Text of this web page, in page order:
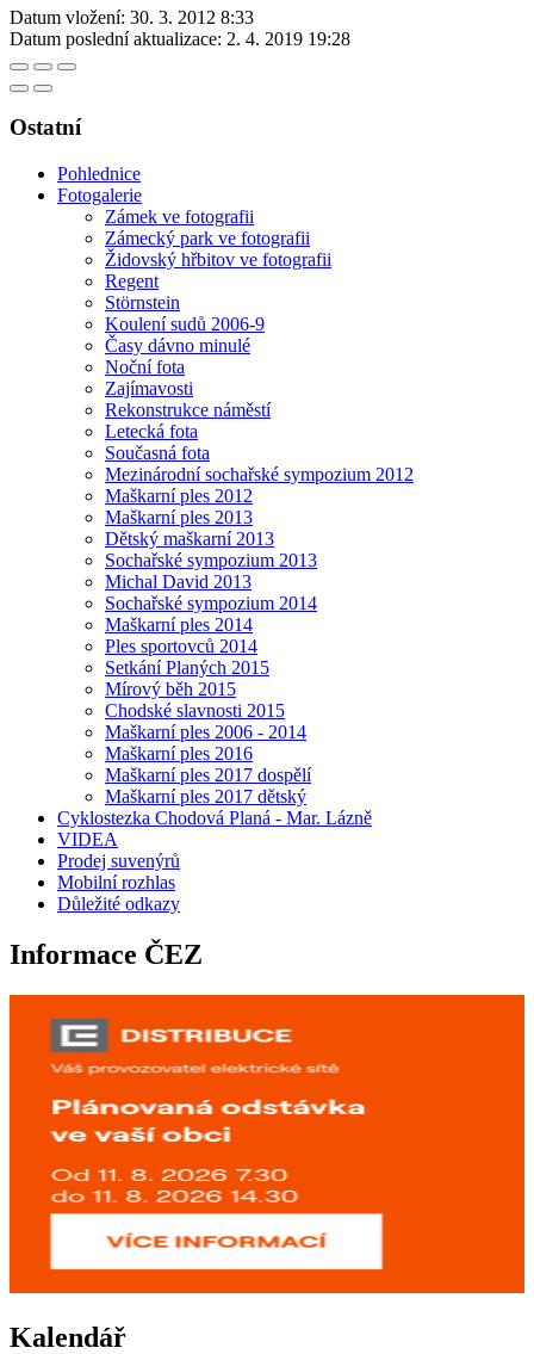
Datum vložení: 30. 3. 2012 8:33
Datum poslední aktualizace: 2. 4. 2019 19:28
Ostatní
Pohlednice
Fotogalerie
Zámek ve fotografii
Zámecký park ve fotografii
Židovský hřbitov ve fotografii
Regent
Störnstein
Koulení sudů 2006-9
Časy dávno minulé
Noční fota
Zajímavosti
Rekonstrukce náměstí
Letecká fota
Současná fota
Mezinárodní sochařské sympozium 2012
Maškarní ples 2012
Maškarní ples 2013
Dětský maškarní 2013
Sochařské sympozium 2013
Michal David 2013
Sochařské sympozium 2014
Maškarní ples 2014
Ples sportovců 2014
Setkání Planých 2015
Mírový běh 2015
Chodské slavnosti 2015
Maškarní ples 2006 - 2014
Maškarní ples 2016
Maškarní ples 2017 dospělí
Maškarní ples 2017 dětský
Cyklostezka Chodová Planá - Mar. Lázně
VIDEA
Prodej suvenýrů
Mobilní rozhlas
Důležité odkazy
Informace ČEZ
Kalendář